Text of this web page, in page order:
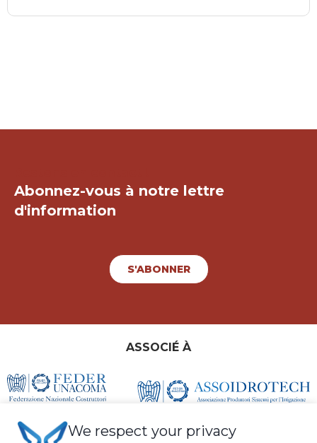
Abonnez-vous à notre lettre
d'information
S'ABONNER
ASSOCIÉ À
We respect your privacy